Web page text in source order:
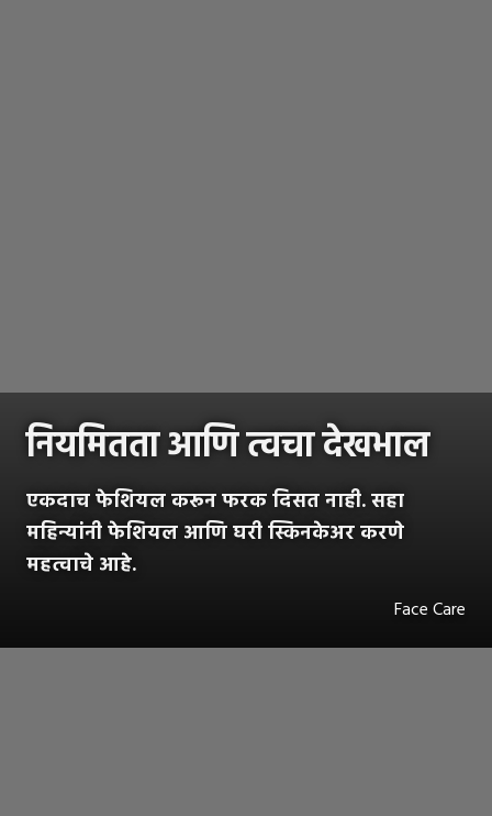
नियमितता आणि त्वचा देखभाल
एकदाच फेशियल करून फरक दिसत नाही. सहा
महिन्यांंनी फेशियल आणि घरी स्किनकेअर करणे
महत्वाचे आहे.
Face Care